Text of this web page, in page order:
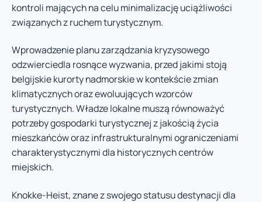
kontroli mających na celu minimalizację uciążliwości
związanych z ruchem turystycznym.
Wprowadzenie planu zarządzania kryzysowego
odzwierciedla rosnące wyzwania, przed jakimi stoją
belgijskie kurorty nadmorskie w kontekście zmian
klimatycznych oraz ewoluujących wzorców
turystycznych. Władze lokalne muszą równoważyć
potrzeby gospodarki turystycznej z jakością życia
mieszkańców oraz infrastrukturalnymi ograniczeniami
charakterystycznymi dla historycznych centrów
miejskich.
Knokke-Heist, znane z swojego statusu destynacji dla